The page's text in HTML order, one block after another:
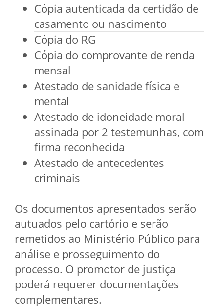
Cópia autenticada da certidão de
casamento ou nascimento
Cópia do RG
Cópia do comprovante de renda
mensal
Atestado de sanidade física e
mental
Atestado de idoneidade moral
assinada por 2 testemunhas, com
firma reconhecida
Atestado de antecedentes
criminais
Os documentos apresentados serão
autuados pelo cartório e serão
remetidos ao Ministério Público para
análise e prosseguimento do
processo. O promotor de justiça
poderá requerer documentações
complementares.